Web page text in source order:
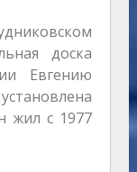
доска
Евгению
жил с 1977